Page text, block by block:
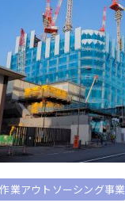
業アウトソーシング事業